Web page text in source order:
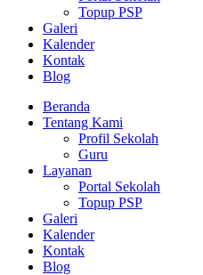
Topup PSP
Galeri
Kalender
Kontak
Blog
Beranda
Tentang Kami
Profil Sekolah
Guru
Layanan
Portal Sekolah
Topup PSP
Galeri
Kalender
Kontak
Blog